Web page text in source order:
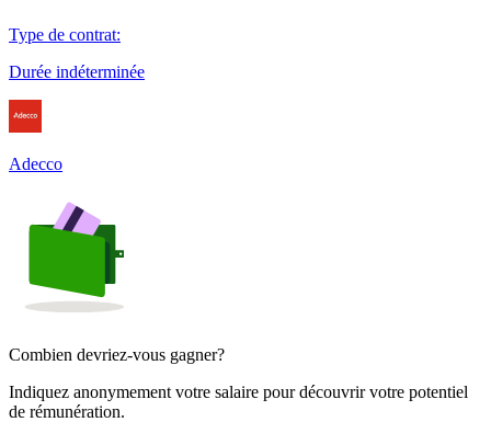
Type de contrat:
Durée indéterminée
Adecco
Combien devriez-vous gagner?
Indiquez anonymement votre salaire pour découvrir votre potentiel
de rémunération.